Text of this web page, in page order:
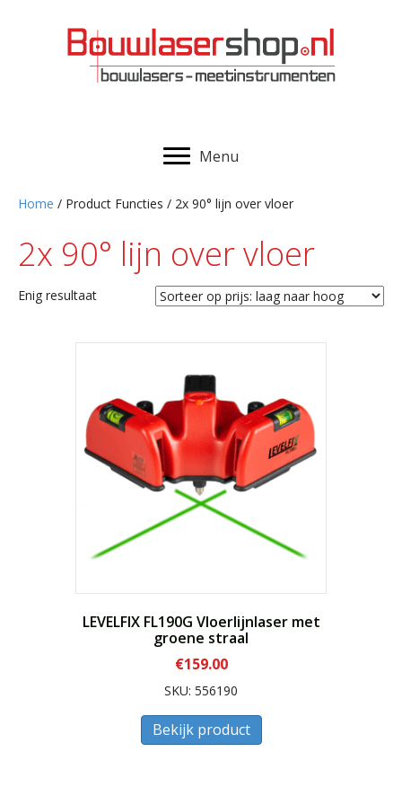
Menu
Home / Product Functies / 2x 90° lijn over vloer
2x 90° lijn over vloer
Enig resultaat
LEVELFIX FL190G Vloerlijnlaser met
groene straal
€159.00
SKU: 556190
Bekijk product